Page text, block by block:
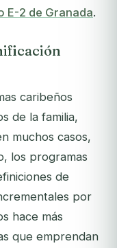
E-2 de Granada.
caribeños
de la familia,
muchos casos,
los programas
de
por
hace más
que emprendan